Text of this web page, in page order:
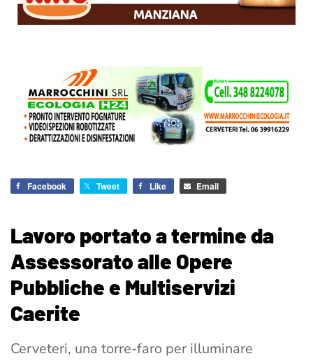
Facebook Tweet Like Email
Lavoro portato a termine da
Assessorato alle Opere
Pubbliche e Multiservizi
Caerite
Cerveteri, una torre-faro per illuminare